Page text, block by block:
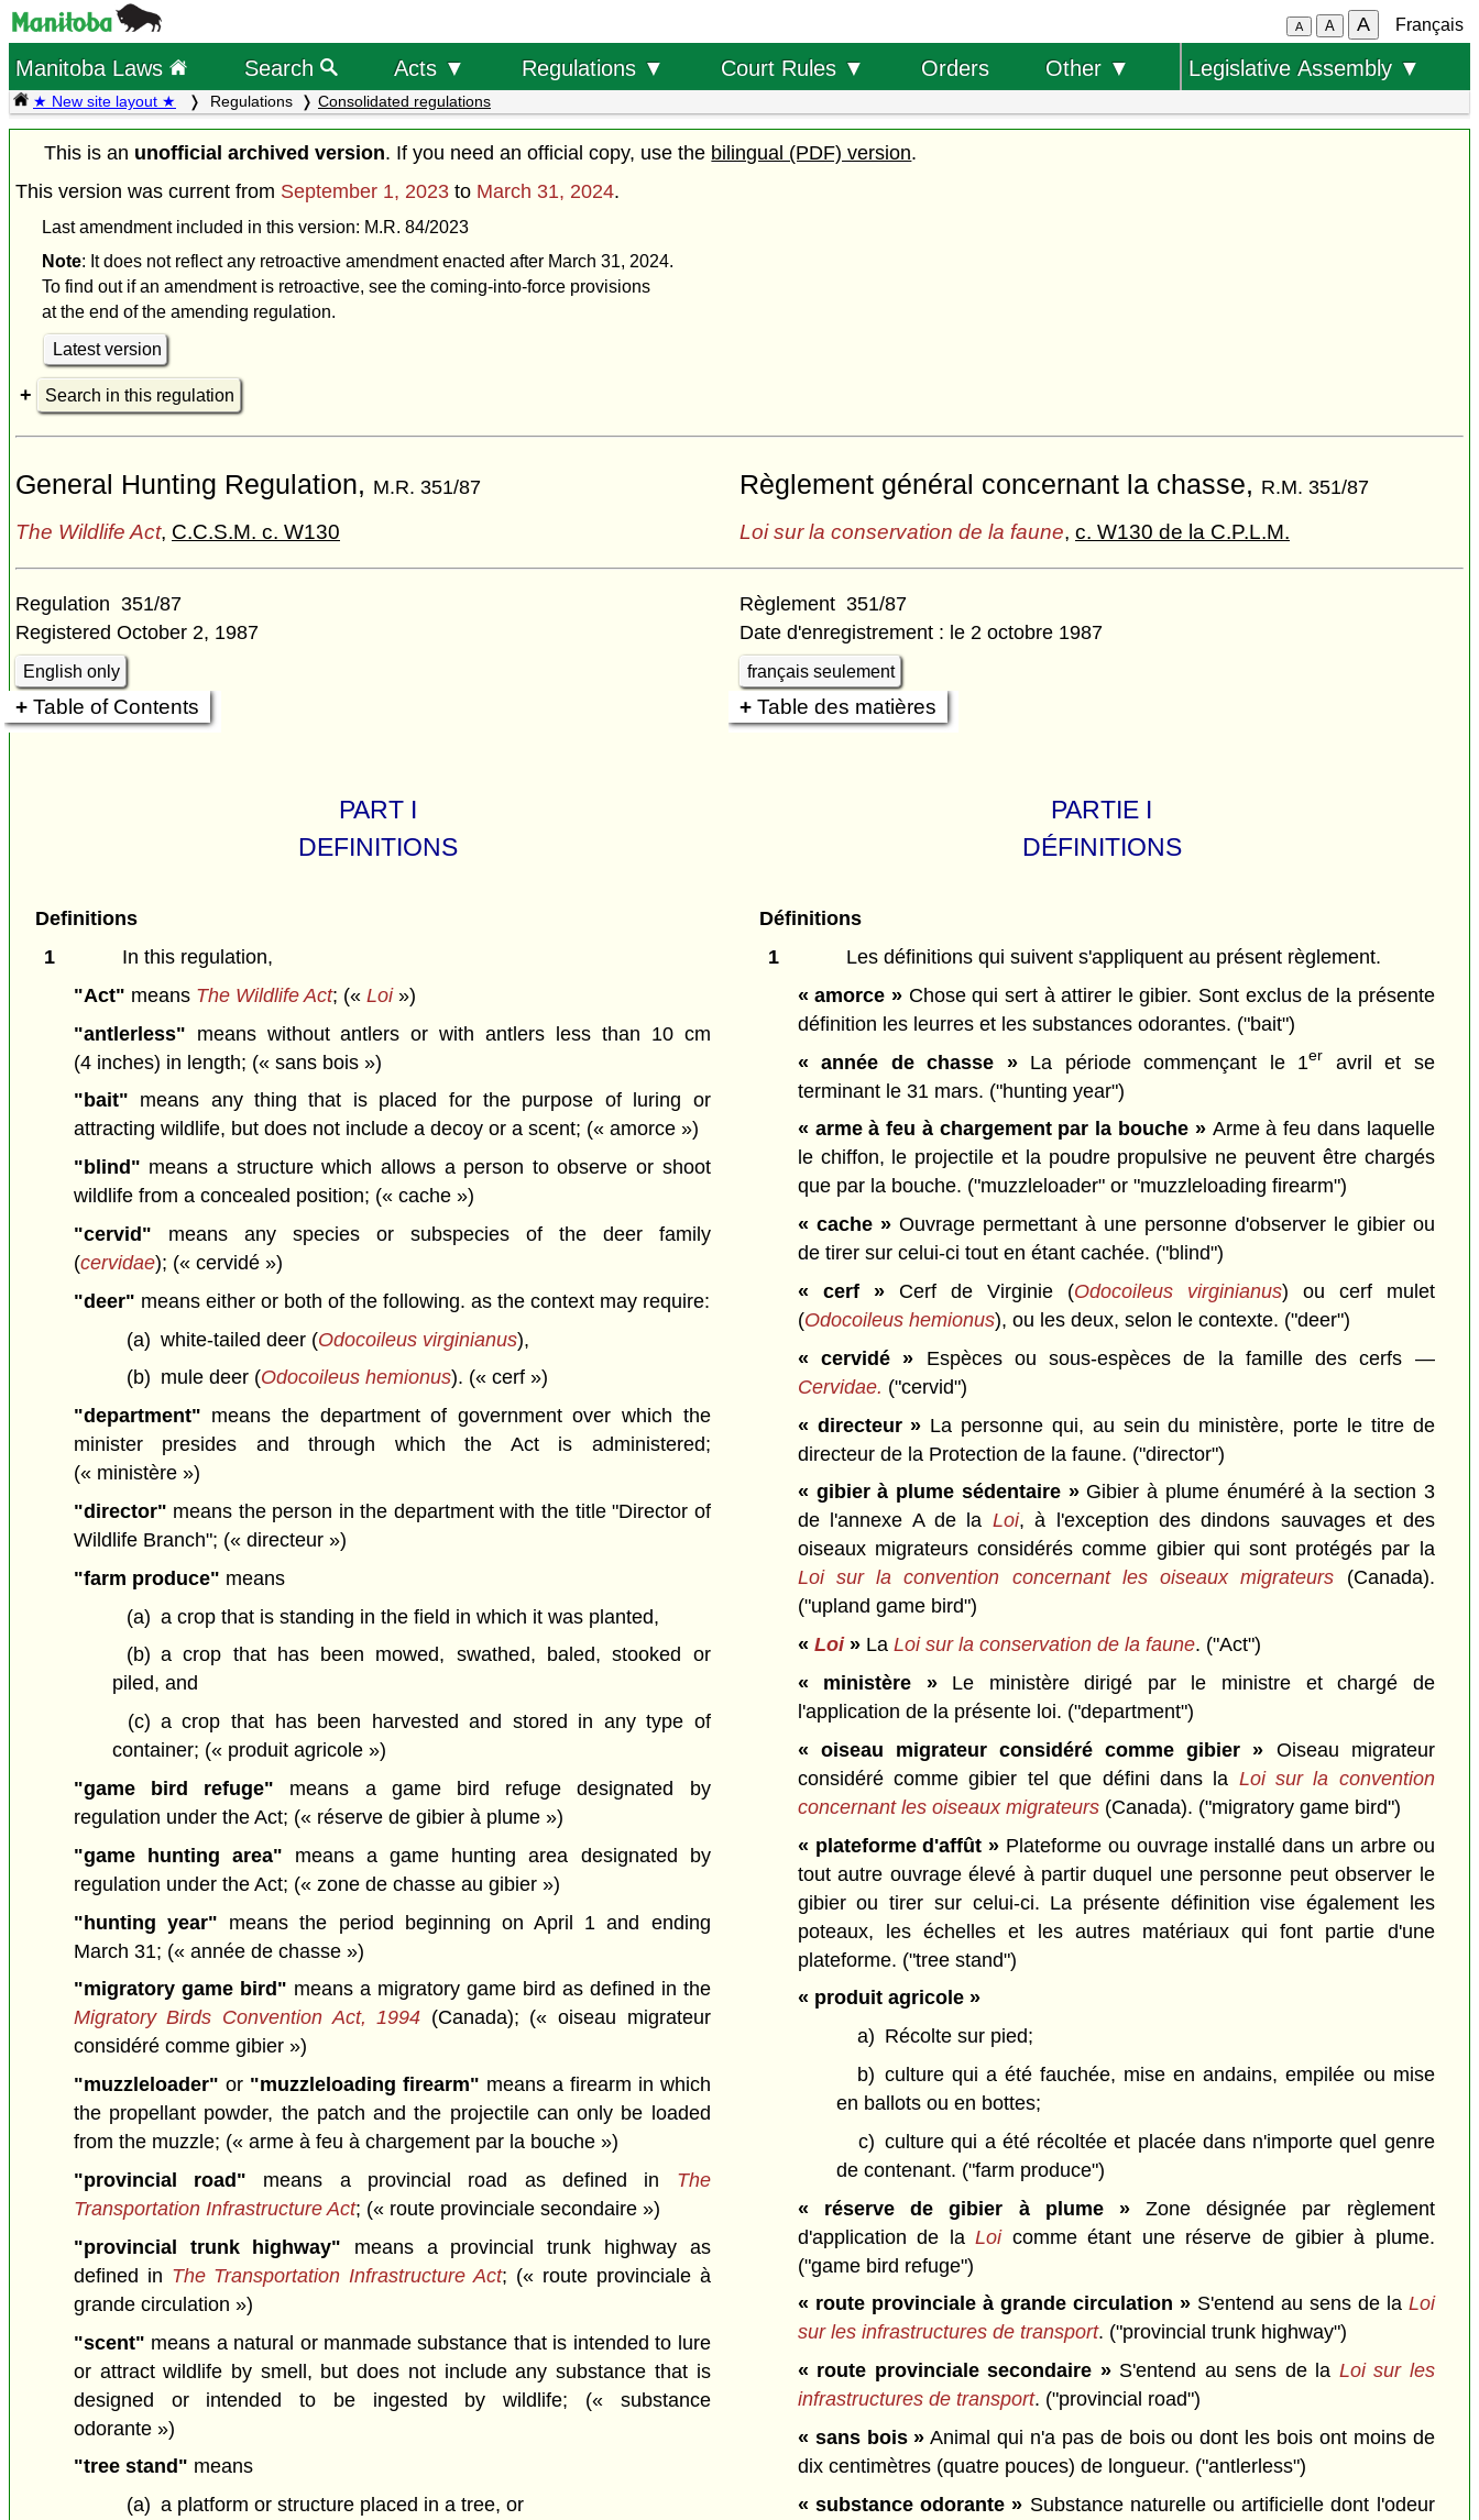
A A A Français
Manitoba Laws Search Acts ▼ Regulations ▼ Court Rules ▼ Orders Other ▼ Legislative Assembly ▼
★ New site layout ★ Regulations Consolidated regulations
This is an unofficial archived version. If you need an official copy, use the bilingual (PDF) version.
This version was current from September 1, 2023 to March 31, 2024.
Last amendment included in this version: M.R. 84/2023
Note: It does not reflect any retroactive amendment enacted after March 31, 2024.
To find out if an amendment is retroactive, see the coming-into-force provisions
at the end of the amending regulation.
Latest version
Search in this regulation
General Hunting Regulation, M.R. 351/87 Règlement général concernant la chasse, R.M. 351/87
The Wildlife Act, C.C.S.M. c. W130 Loi sur la conservation de la faune, c. W130 de la C.P.L.M.
Regulation 351/87
Registered October 2, 1987
English only
Règlement 351/87
Date d'enregistrement : le 2 octobre 1987
français seulement
Table of Contents Table des matières
PART I
DEFINITIONS
PARTIE I
DÉFINITIONS
Definitions
1
In this regulation,
"Act" means The Wildlife Act; (« Loi»)
"antlerless" means without antlers or with antlers less than 10 cm
(4 inches) in length; (« sans bois »)
"bait" means any thing that is placed for the purpose of luring or
attracting wildlife, but does not include a decoy or a scent; (« amorce »)
"blind" means a structure which allows a person to observe or shoot
wildlife from a concealed position; (« cache »)
"cervid" means any species or subspecies of the deer family
(cervidae); (« cervidé »)
"deer" means either or both of the following. as the context may require:
(a) white-tailed deer (Odocoileus virginianus),
(b) mule deer (Odocoileus hemionus). (« cerf »)
"department" means the department of government over which the
minister presides and through which the Act is administered;
(« ministère »)
"director" means the person in the department with the title "Director of
Wildlife Branch"; (« directeur »)
"farm produce" means
(a) a crop that is standing in the field in which it was planted,
(b) a crop that has been mowed, swathed, baled, stooked or
piled, and
(c) a crop that has been harvested and stored in any type of
container; (« produit agricole »)
"game bird refuge" means a game bird refuge designated by
regulation under the Act; (« réserve de gibier à plume »)
"game hunting area" means a game hunting area designated by
regulation under the Act; (« zone de chasse au gibier »)
"hunting year" means the period beginning on April 1 and ending
March 31; (« année de chasse »)
"migratory game bird" means a migratory game bird as defined in the
Migratory Birds Convention Act, 1994 (Canada); (« oiseau migrateur
considéré comme gibier »)
"muzzleloader" or"muzzleloading firearm" means a firearm in which
the propellant powder, the patch and the projectile can only be loaded
from the muzzle; (« arme à feu à chargement par la bouche »)
"provincial road" means a provincial road as defined in The
Transportation Infrastructure Act; (« route provinciale secondaire »)
"provincial trunk highway" means a provincial trunk highway as
defined in The Transportation Infrastructure Act; (« route provinciale à
grande circulation »)
"scent" means a natural or manmade substance that is intended to lure
or attract wildlife by smell, but does not include any substance that is
designed or intended to be ingested by wildlife; (« substance
odorante »)
"tree stand" means
(a) a platform or structure placed in a tree, or
Définitions
1
Les définitions qui suivent s'appliquent au présent règlement.
« amorce » Chose qui sert à attirer le gibier. Sont exclus de la présente
définition les leurres et les substances odorantes. ("bait")
« année de chasse » La période commençant le 1er
avril et se
terminant le 31 mars. ("hunting year")
« arme à feu à chargement par la bouche » Arme à feu dans laquelle
le chiffon, le projectile et la poudre propulsive ne peuvent être chargés
que par la bouche. ("muzzleloader" or "muzzleloading firearm")
« cache »Ouvrage permettant à une personne d'observer le gibier ou
de tirer sur celui-ci tout en étant cachée. ("blind")
« cerf »Cerf de Virginie (Odocoileus virginianus) ou cerf mulet
(Odocoileus hemionus), ou les deux, selon le contexte. ("deer")
« cervidé » Espèces ou sous-espèces de la famille des cerfs —
Cervidae. ("cervid")
« directeur » La personne qui, au sein du ministère, porte le titre de
directeur de la Protection de la faune. ("director")
« gibier à plume sédentaire »Gibier à plume énuméré à la section 3
de l'annexe A de la Loi, à l'exception des dindons sauvages et des
oiseaux migrateurs considérés comme gibier qui sont protégés par la
Loi sur la convention concernant les oiseaux migrateurs (Canada).
("upland game bird")
« Loi»La Loi sur la conservation de la faune. ("Act")
« ministère » Le ministère dirigé par le ministre et chargé de
l'application de la présente loi. ("department")
« oiseau migrateur considéré comme gibier » Oiseau migrateur
considéré comme gibier tel que défini dans la Loi sur la convention
concernant les oiseaux migrateurs(Canada). ("migratory game bird")
« plateforme d'affût » Plateforme ou ouvrage installé dans un arbre ou
tout autre ouvrage élevé à partir duquel une personne peut observer le
gibier ou tirer sur celui-ci. La présente définition vise également les
poteaux, les échelles et les autres matériaux qui font partie d'une
plateforme. ("tree stand")
« produit agricole »
a) Récolte sur pied;
b) culture qui a été fauchée, mise en andains, empilée ou mise
en ballots ou en bottes;
c) culture qui a été récoltée et placée dans n'importe quel genre
de contenant. ("farm produce")
« réserve de gibier à plume »Zone désignée par règlement
d'application de laLoicomme étant une réserve de gibier à plume.
("game bird refuge")
« route provinciale à grande circulation » S'entend au sens de la Loi
sur les infrastructures de transport. ("provincial trunk highway")
« route provinciale secondaire » S'entend au sens de la Loi sur les
infrastructures de transport. ("provincial road")
« sans bois » Animal qui n'a pas de bois ou dont les bois ont moins de
dix centimètres (quatre pouces) de longueur. ("antlerless")
« substance odorante » Substance naturelle ou artificielle dont l'odeur